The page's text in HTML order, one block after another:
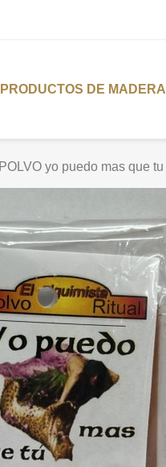
PRODUCTOS DE MADERA
POLVO yo puedo mas que tu